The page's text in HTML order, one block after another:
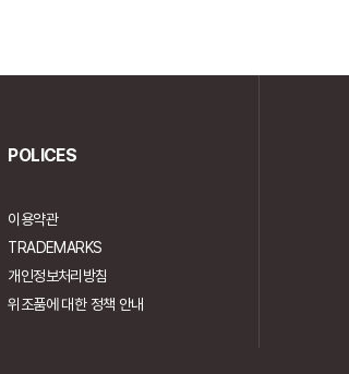
POLICES
이용약관
TRADEMARKS
개인정보처리방침
위조품에 대한 정책 안내